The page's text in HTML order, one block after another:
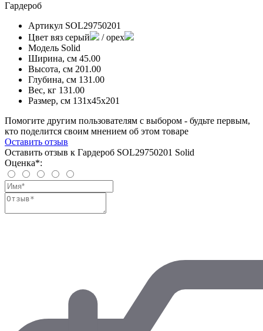
Гардероб
Артикул SOL29750201
Цвет вяз серый
/ орех
Модель Solid
Ширина, см 45.00
Высота, см 201.00
Глубина, см 131.00
Вес, кг 131.00
Размер, см 131x45x201
Помогите другим пользователям с выбором - будьте первым,
кто поделится своим мнением об этом товаре
Оставить отзыв
Оставить отзыв к Гардероб SOL29750201 Solid
Оценка*: